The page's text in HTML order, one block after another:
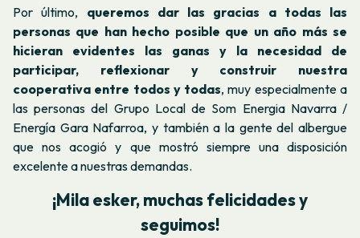
Por último, queremos dar las gracias a todas las
personas que han hecho posible que un año más se
hicieran evidentes las ganas y la necesidad de
participar, reflexionar y construir nuestra
cooperativa entre todos y todas, muy especialmente a
las personas del Grupo Local de Som Energia Navarra /
Energía Gara Nafarroa, y también a la gente del albergue
que nos acogió y que mostró siempre una disposición
excelente a nuestras demandas.
¡Mila esker, muchas felicidades y
seguimos!